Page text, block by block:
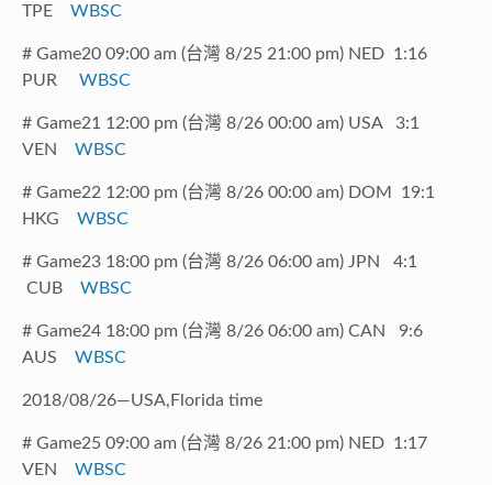
TPE WBSC
# Game20 09:00 am (台灣 8/25 21:00 pm) NED 1:16
PUR WBSC
# Game21 12:00 pm (台灣 8/26 00:00 am) USA 3:1
VEN WBSC
# Game22 12:00 pm (台灣 8/26 00:00 am) DOM 19:1
HKG WBSC
# Game23 18:00 pm (台灣 8/26 06:00 am) JPN 4:1
CUB WBSC
# Game24 18:00 pm (台灣 8/26 06:00 am) CAN 9:6
AUS WBSC
2018/08/26—USA,Florida time
# Game25 09:00 am (台灣 8/26 21:00 pm) NED 1:17
VEN WBSC